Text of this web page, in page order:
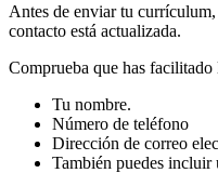
Antes de enviar tu
contacto está actualizada.
Comprueba que has facilitado
Tu nombre.
Número de teléfono
Dirección de correo
También puedes